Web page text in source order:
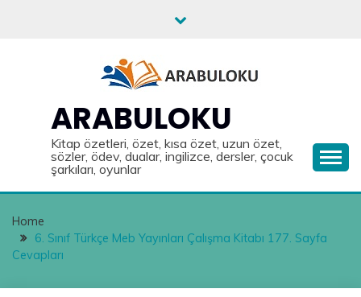
ARABULOKU
Kitap özetleri, özet, kısa özet, uzun özet,
sözler, ödev, dualar, ingilizce, dersler, çocuk
şarkıları, oyunlar
Home
6. Sınıf Türkçe Meb Yayınları Çalışma Kitabı 177. Sayfa
Cevapları